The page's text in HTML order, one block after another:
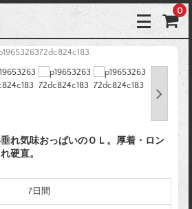
0
垂れ気味おっぱいのＯＬ。厚着・ロン
硬直。
7日間